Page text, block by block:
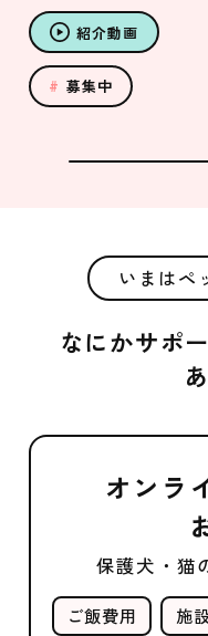
紹介動画
募集中
いまはペ
なにかサポ
オンラ
保護犬・猫
ご飯費用 施